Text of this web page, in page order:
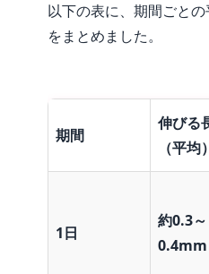
以下の表に、期間ごと
をまとめました。
期間
伸びる
（平均）
1日
約0.3～
0.4mm